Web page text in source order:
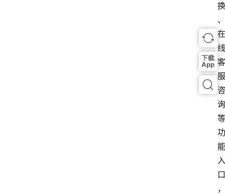
换
、
在
线
客
服
咨
询
等
功
能
入
口
，
下载
App